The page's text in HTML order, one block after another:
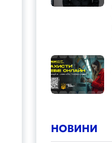
НОВИНИ